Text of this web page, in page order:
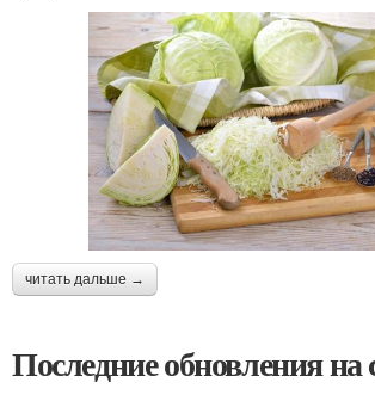
читать дальше →
Последние обновления на